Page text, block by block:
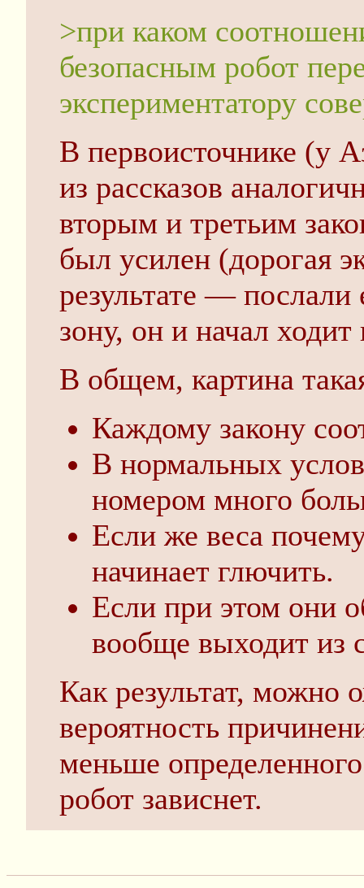
>при каком
безопасным робот
экспериментатору
В первоисточнике (у
из рассказов
вторым и третьим
был усилен (дорогая
результате —
зону, он и начал
В общем, картина
Каждому закону
В нормальных
номером много
Если же веса
начинает глючить.
Если при этом они
вообще выходит из
Как результат, можно
вероятность
меньше
робот зависнет.